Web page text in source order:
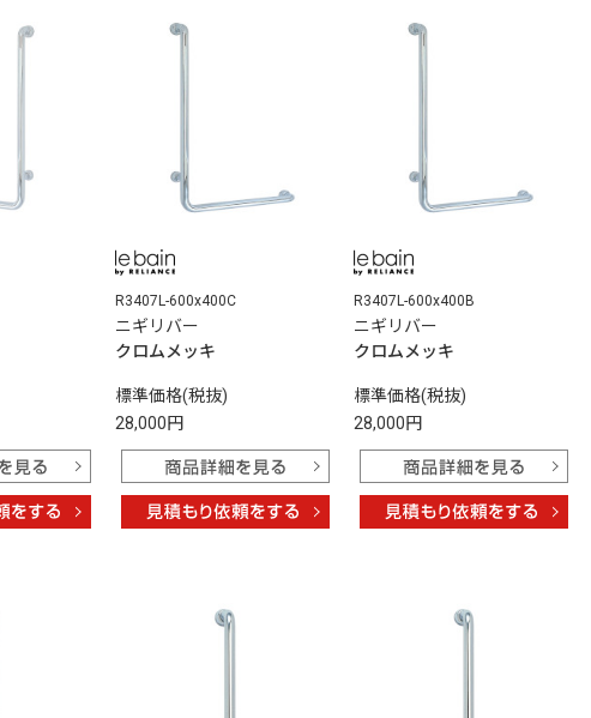
R3407L-600x400C
ニギリバー
クロムメッキ
標準価格(税抜)
28,000円
R3407L-600x400B
ニギリバー
クロムメッキ
標準価格(税抜)
28,000円